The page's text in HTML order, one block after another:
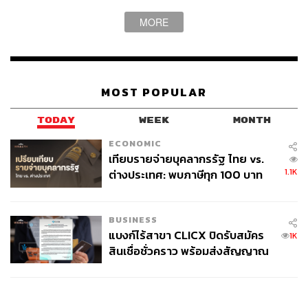
MORE
MOST POPULAR
TODAY WEEK MONTH
ECONOMIC
เทียบรายจ่ายบุคลากรรัฐ ไทย vs.
ต่างประเทศ: พบภาษีทุก 100 บาท
1.1K
BUSINESS
แบงก์ไร้สาขา CLICX ปิดรับสมัคร
สินเชื่อชั่วคราว พร้อมส่งสัญญาณ
1K